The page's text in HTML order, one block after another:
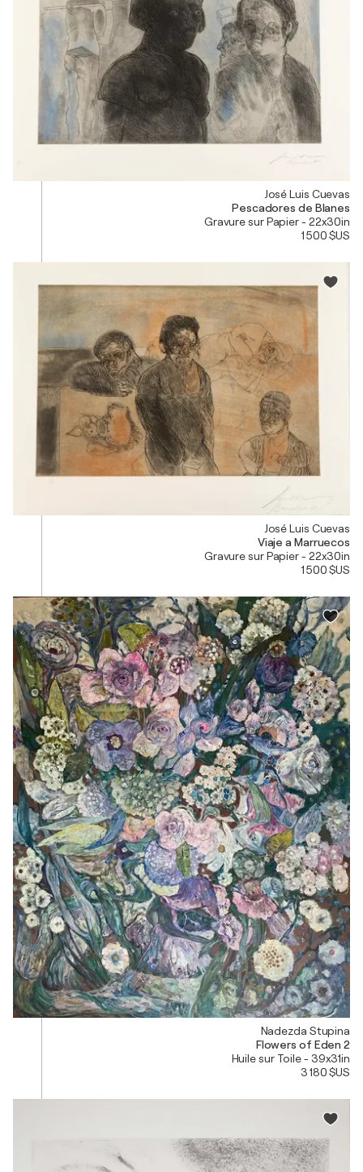
José Luis Cuevas
Pescadores de Blanes
Gravure sur Papier - 22x30in
1 500 $US
José Luis Cuevas
Viaje a Marruecos
Gravure sur Papier - 22x30in
1 500 $US
Nadezda Stupina
Flowers of Eden 2
Huile sur Toile - 39x31in
3 180 $US